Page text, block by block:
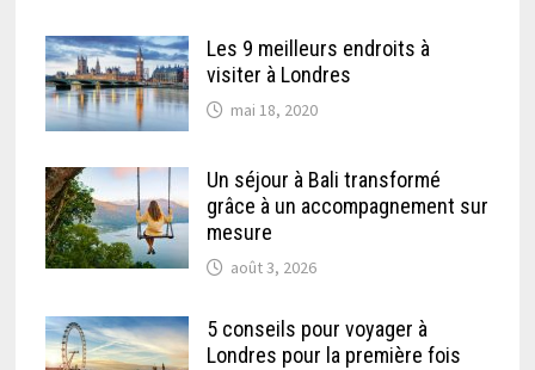
Les 9 meilleurs endroits à
visiter à Londres
mai 18, 2020
Un séjour à Bali transformé
grâce à un accompagnement sur
mesure
août 3, 2026
5 conseils pour voyager à
Londres pour la première fois